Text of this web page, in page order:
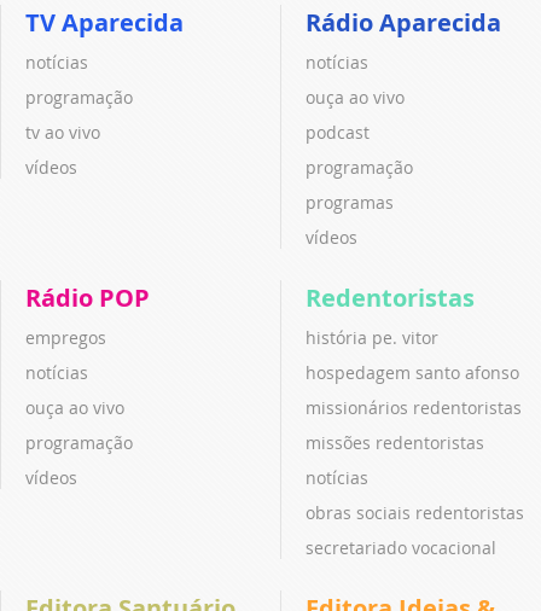
TV Aparecida
notícias
programação
tv ao vivo
vídeos
Rádio Aparecida
notícias
ouça ao vivo
podcast
programação
programas
vídeos
Rádio POP
empregos
notícias
ouça ao vivo
programação
vídeos
Redentoristas
história pe. vitor
hospedagem santo afonso
missionários redentoristas
missões redentoristas
notícias
obras sociais redentoristas
secretariado vocacional